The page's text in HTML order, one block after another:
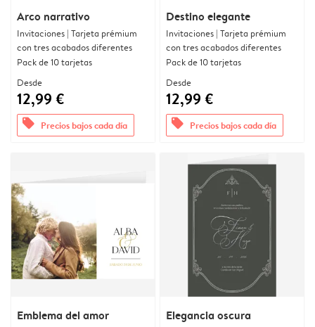
Arco narrativo
Invitaciones | Tarjeta prémium
con tres acabados diferentes
Pack de 10 tarjetas
Desde
12,99 €
offers Precios bajos cada día
Destino elegante
Invitaciones | Tarjeta prémium
con tres acabados diferentes
Pack de 10 tarjetas
Desde
12,99 €
offers Precios bajos cada día
Emblema del amor Elegancia oscura